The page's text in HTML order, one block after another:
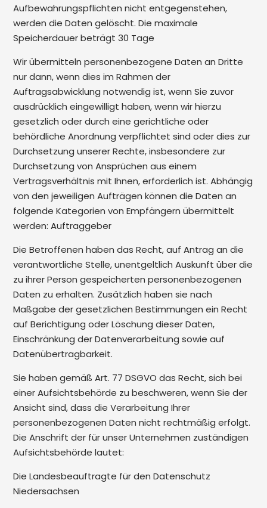
Aufbewahrungspflichten nicht entgegenstehen,
werden die Daten gelöscht. Die maximale
Speicherdauer beträgt 30 Tage
Wir übermitteln personenbezogene Daten an Dritte
nur dann, wenn dies im Rahmen der
Auftragsabwicklung notwendig ist, wenn Sie zuvor
ausdrücklich eingewilligt haben, wenn wir hierzu
gesetzlich oder durch eine gerichtliche oder
behördliche Anordnung verpflichtet sind oder dies zur
Durchsetzung unserer Rechte, insbesondere zur
Durchsetzung von Ansprüchen aus einem
Vertragsverhältnis mit Ihnen, erforderlich ist. Abhängig
von den jeweiligen Aufträgen können die Daten an
folgende Kategorien von Empfängern übermittelt
werden: Auftraggeber
Die Betroffenen haben das Recht, auf Antrag an die
verantwortliche Stelle, unentgeltlich Auskunft über die
zu ihrer Person gespeicherten personenbezogenen
Daten zu erhalten. Zusätzlich haben sie nach
Maßgabe der gesetzlichen Bestimmungen ein Recht
auf Berichtigung oder Löschung dieser Daten,
Einschränkung der Datenverarbeitung sowie auf
Datenübertragbarkeit.
Sie haben gemäß Art. 77 DSGVO das Recht, sich bei
einer Aufsichtsbehörde zu beschweren, wenn Sie der
Ansicht sind, dass die Verarbeitung Ihrer
personenbezogenen Daten nicht rechtmäßig erfolgt.
Die Anschrift der für unser Unternehmen zuständigen
Aufsichtsbehörde lautet:
Die Landesbeauftragte für den Datenschutz
Niedersachsen